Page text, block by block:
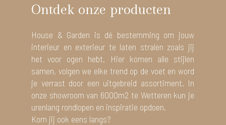
Ontdek onze producten
House & Garden is dé bestemming om jouw
interieur en exterieur te laten stralen zoals jij
het voor ogen hebt. Hier komen alle stijlen
samen, volgen we elke trend op de voet en word
je verrast door een uitgebreid assortiment. In
onze showroom van 6000m2 te Wetteren kun je
urenlang rondlopen en inspiratie opdoen.
Kom jij ook eens langs?